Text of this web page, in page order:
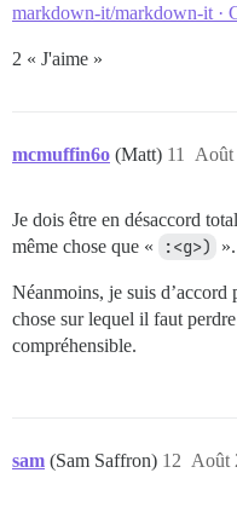
markdown-it/markdown-it ·
2 « J'aime »
mcmuffin6o (Matt) Août
11
Je dois être en désaccord
même chose que «
:<g>) ».
Néanmoins, je suis d’accord
chose sur lequel il faut
compréhensible.
sam (Sam Saffron) Août
12